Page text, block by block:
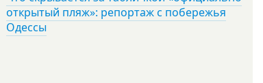
открытый пляж»: репортаж с побережья
Одессы